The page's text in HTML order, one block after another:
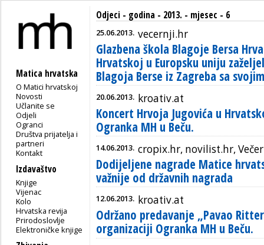
Matica hrvatska
O Matici hrvatskoj
Novosti
Učlanite se
Odjeli
Ogranci
Društva prijatelja i
partneri
Kontakt
Izdavaštvo
Knjige
Vijenac
Kolo
Hrvatska revija
Prirodoslovlje
Elektroničke knjige
Odjeci - godina - 2013. - mjesec - 6
25.06.2013. vecernji.hr
Glazbena škola Blagoje Bersa
Hrvatskoj u Europsku uniju
Blagoja Berse iz Zagreba sa
20.06.2013. kroativ.at
Koncert Hrvoja Jugovića u
Ogranka MH u Beču.
14.06.2013. cropix.hr, novilist.hr,
Dodijeljene nagrade Matice
važnije od državnih nagrada
12.06.2013. kroativ.at
Održano predavanje „Pavao
organizaciji Ogranka MH u Beču.